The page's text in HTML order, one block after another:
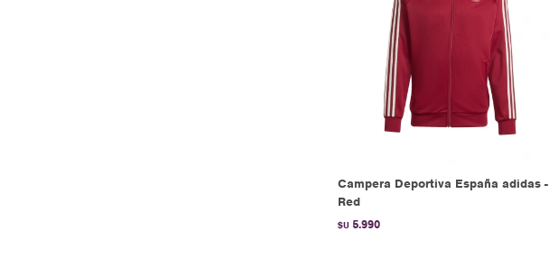
Campera Deportiva España adidas -
Red
$U 5.990